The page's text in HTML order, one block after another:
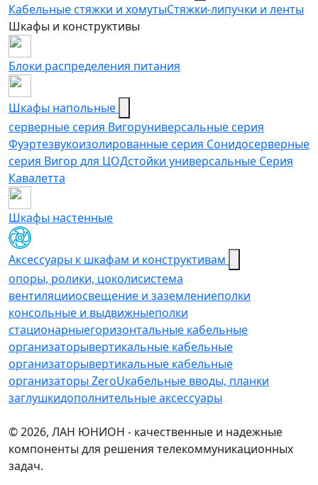
Кабельные стяжки и хомутыСтяжки-липучки и ленты
Шкафы и конструктивы
Блоки распределения питания
Шкафы напольные
серверные серия Вигоруниверсальные серия
Фуэртезвукоизолированные серия Сонидосерверные
серия Вигор для ЦОДстойки универсальные Серия
Кавалетта
Шкафы настенные
Аксессуары к шкафам и конструктивам
опоры, ролики, цоколиcистема
вентиляцииосвещение и заземлениеполки
консольные и выдвижныеполки
стационарныегоризонтальные кабельные
организаторывертикальные кабельные
организаторывертикальные кабельные
организаторы ZeroUкабельные вводы, планки
заглушкидополнительные аксессуары
© 2026, ЛАН ЮНИОН - качественные и надежные
компоненты для решения телекоммуникационных
задач.